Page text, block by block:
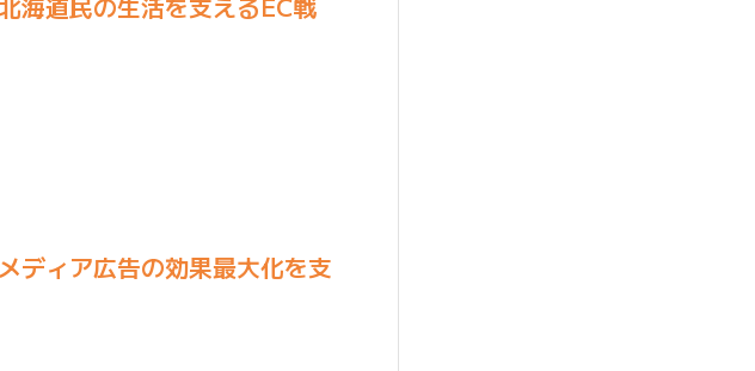
ディア広告の効果最大化を支